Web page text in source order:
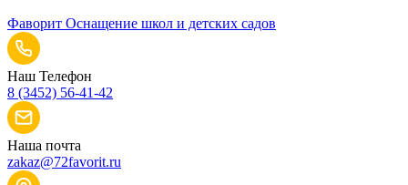
Фаворит Оснащение школ и детских садов
Наш Телефон
8 (3452) 56-41-42
Наша почта
zakaz@72favorit.ru